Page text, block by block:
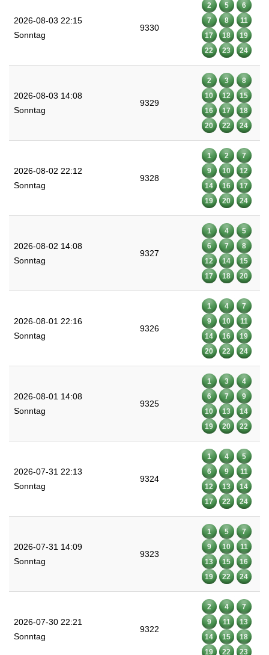
2026-08-03 22:15
Sonntag
9330
2 5
6
7
8
11
17
18
19
22
23 24
2026-08-03 14:08
Sonntag
9329
2 3
8
10
12
15
16
17
18
20
22 24
2026-08-02 22:12
Sonntag
9328
1 2
7
9
10
12
14
16
17
19
20 24
2026-08-02 14:08
Sonntag
9327
1 4
5
6
7
8
12
14
15
17
18 20
2026-08-01 22:16
Sonntag
9326
1 4
7
9
10
11
14
16
19
20
22 24
2026-08-01 14:08
Sonntag
9325
1 3
4
6
7
9
10
13
14
19
20 22
2026-07-31 22:13
Sonntag
9324
1 4
5
6
9
11
12
13
14
17
22 24
2026-07-31 14:09
Sonntag
9323
1 5
7
9
10
11
13
15
16
19
22 24
2026-07-30 22:21
Sonntag
9322
2 4
7
9
11
13
14
15
18
19
22 23